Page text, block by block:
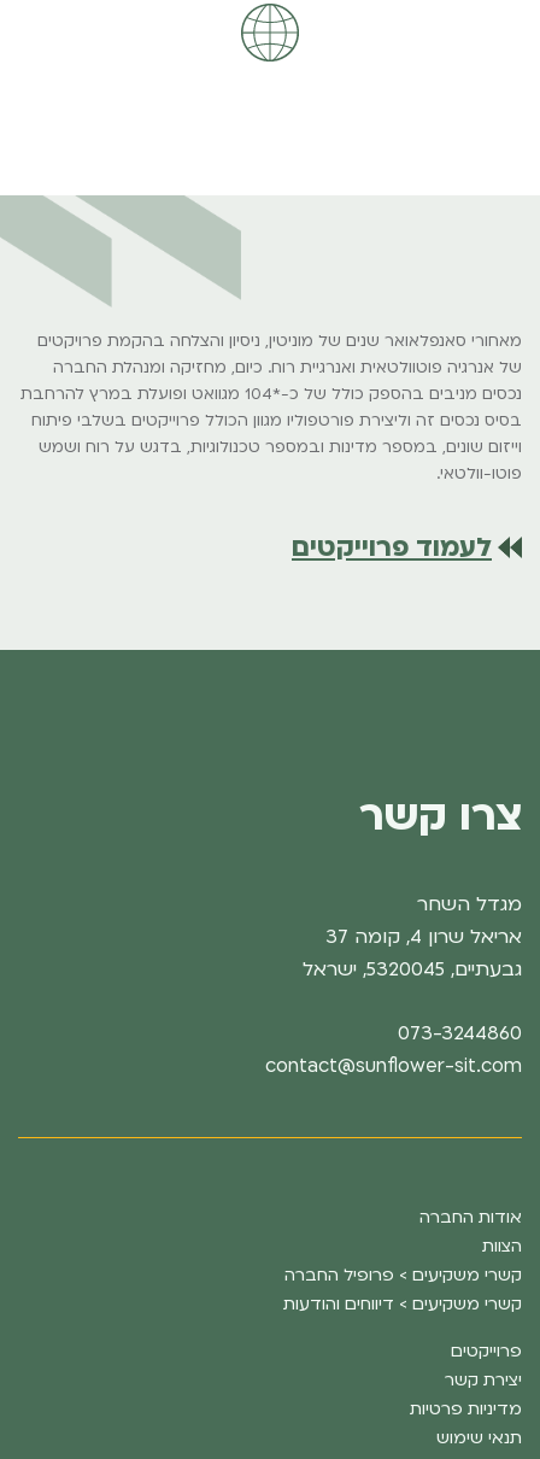
מאחורי סאנפלאואר שנים של מוניטין, ניסיון והצלחה בהקמת פרויקטים
של אנרגיה פוטוולטאית ואנרגיית רוח. כיום, מחזיקה ומנהלת החברה
נכסים מניבים בהספק כולל של כ-*104 מגוואט ופועלת במרץ להרחבת
בסיס נכסים זה וליצירת פורטפוליו מגוון הכולל פרוייקטים בשלבי פיתוח
וייזום שונים, במספר מדינות ובמספר טכנולוגיות, בדגש על רוח ושמש
פוטו-וולטאי.
לעמוד פרוייקטים
צרו קשר
מגדל השחר
אריאל שרון 4, קומה 37
גבעתיים, 5320045, ישראל
073-3244860
contact@sunflower-sit.com
פרוייקטים
יצירת קשר
מדיניות פרטיות
תנאי שימוש
אודות החברה
הצוות
קשרי משקיעים > פרופיל החברה
קשרי משקיעים > דיווחים והודעות